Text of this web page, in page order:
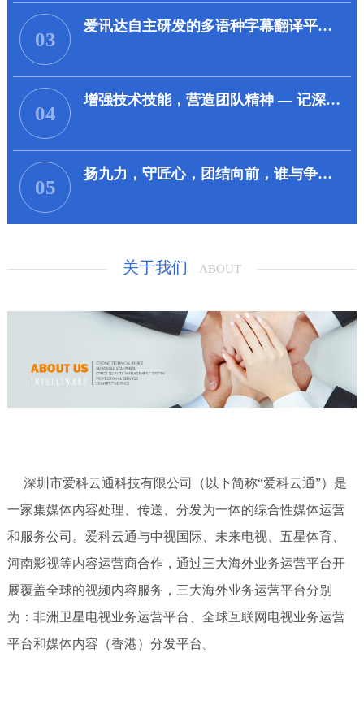
03
爱讯达自主研发的多语种字幕翻译平台已投入使用
04
增强技术技能，营造团队精神 — 记深圳南澳卫星实操培训
05
扬九力，守匠心，团结向前，谁与争锋----海油伊拉克ICT运维项目
关于我们 ABOUT
深圳市爱科云通科技有限公司（以下简称“爱科云通”）是
一家集媒体内容处理、传送、分发为一体的综合性媒体运营
和服务公司。爱科云通与中视国际、未来电视、五星体育、
河南影视等内容运营商合作，通过三大海外业务运营平台开
展覆盖全球的视频内容服务，三大海外业务运营平台分别
为：非洲卫星电视业务运营平台、全球互联网电视业务运营
平台和媒体内容（香港）分发平台。